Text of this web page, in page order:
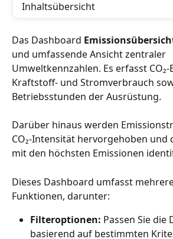
Inhaltsübersicht
Das Dashboard
und umfassende Ansicht zentraler
Umweltkennzahlen. Es erfasst CO₂-
Kraftstoff- und Stromverbrauch
Betriebsstunden der Ausrüstung.
Darüber hinaus werden
CO₂-Intensität hervorgehoben und
mit den höchsten Emissionen
Dieses Dashboard umfasst
Funktionen, darunter:
Filteroptionen: Passen Sie die
basierend auf bestimmten